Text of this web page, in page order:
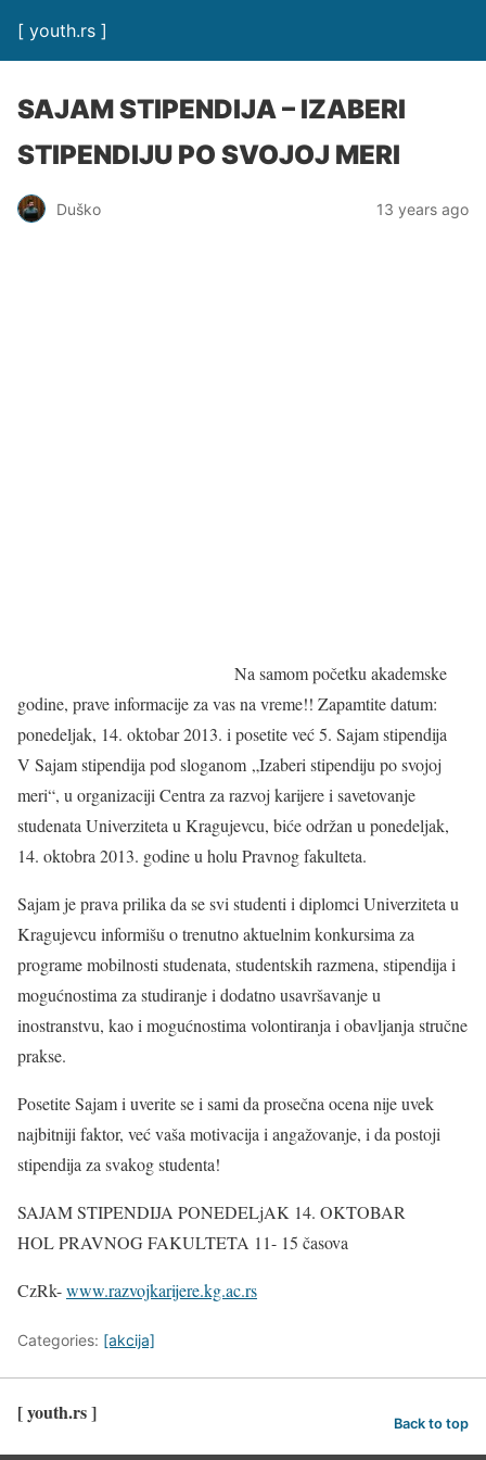
[ youth.rs ]
SAJAM STIPENDIJA – IZABERI
STIPENDIJU PO SVOJOJ MERI
Duško 13 years ago
Na samom početku akademske
godine, prave informacije za vas na vreme!! Zapamtite datum:
ponedeljak, 14. oktobar 2013. i posetite već 5. Sajam stipendija
V Sajam stipendija pod sloganom „Izaberi stipendiju po svojoj
meri“, u organizaciji Centra za razvoj karijere i savetovanje
studenata Univerziteta u Kragujevcu, biće održan u ponedeljak,
14. oktobra 2013. godine u holu Pravnog fakulteta.
Sajam je prava prilika da se svi studenti i diplomci Univerziteta u
Kragujevcu informišu o trenutno aktuelnim konkursima za
programe mobilnosti studenata, studentskih razmena, stipendija i
mogućnostima za studiranje i dodatno usavršavanje u
inostranstvu, kao i mogućnostima volontiranja i obavljanja stručne
prakse.
Posetite Sajam i uverite se i sami da prosečna ocena nije uvek
najbitniji faktor, već vaša motivacija i angažovanje, i da postoji
stipendija za svakog studenta!
SAJAM STIPENDIJA PONEDELjAK 14. OKTOBAR
HOL PRAVNOG FAKULTETA 11- 15 časova
CzRk-www.razvojkarijere.kg.ac.rs
Categories: [akcija]
[ youth.rs ] Back to top